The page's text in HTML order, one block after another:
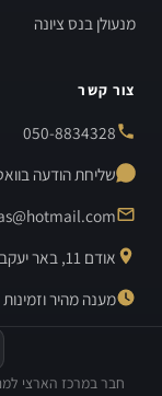
מנעולן בנס ציונה
צור קשר
050-8834328
שליחת הודעה
אודם 11, באר יעקב 7032007
מענה מהיר
חבר במרכז הארצי